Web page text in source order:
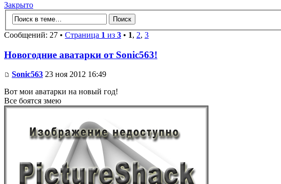
Закрыто
Сообщений: 27 • Страница 1 из 3 • 1, 2, 3
Новогодние аватарки от Sonic563!
Sonic563 23 ноя 2012 16:49
Вот мои аватарки на новый год!
Все боятся змею